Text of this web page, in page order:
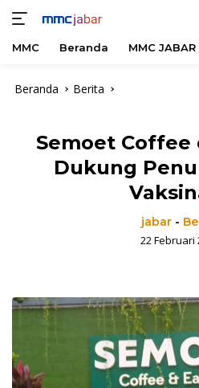
MMC Beranda MMC JABAR
Beranda Berita
Semoet Coffee
Dukung
jabar -
22 Februari